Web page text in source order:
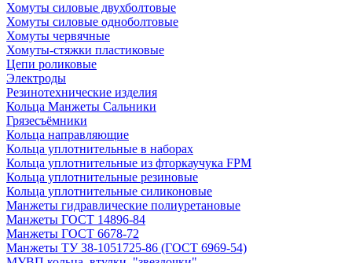
Хомуты силовые двухболтовые
Хомуты силовые одноболтовые
Хомуты червячные
Хомуты-стяжки пластиковые
Цепи роликовые
Электроды
Резинотехнические изделия
Кольца Манжеты Сальники
Грязесъёмники
Кольца направляющие
Кольца уплотнительные в наборах
Кольца уплотнительные из фторкаучука FPM
Кольца уплотнительные резиновые
Кольца уплотнительные силиконовые
Манжеты гидравлические полиуретановые
Манжеты ГОСТ 14896-84
Манжеты ГОСТ 6678-72
Манжеты ТУ 38-1051725-86 (ГОСТ 6969-54)